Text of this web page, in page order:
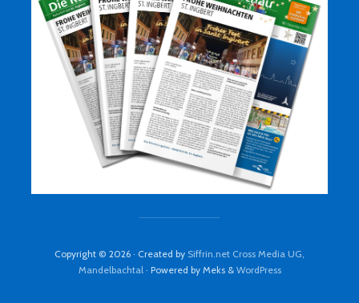
Copyright © 2026 · Created by Siffrin.net Cross Media UG,
Mandelbachtal· Powered by Meks & WordPress